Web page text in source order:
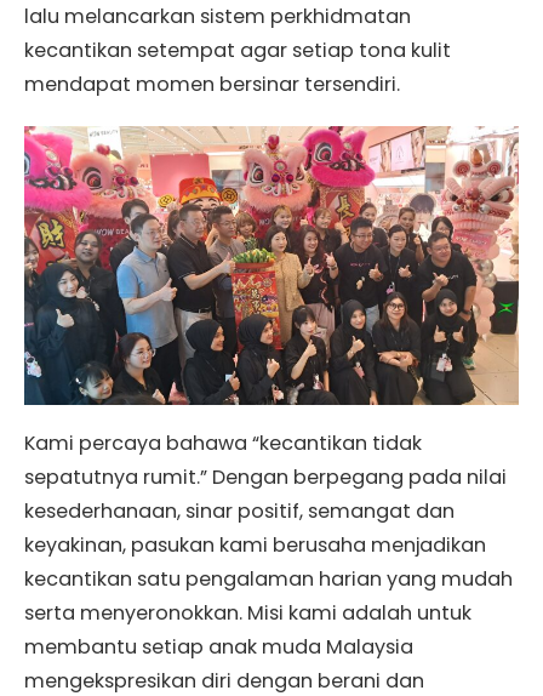
lalu melancarkan sistem perkhidmatan
kecantikan setempat agar setiap tona kulit
mendapat momen bersinar tersendiri.
Kami percaya bahawa “kecantikan tidak
sepatutnya rumit.” Dengan berpegang pada nilai
kesederhanaan, sinar positif, semangat dan
keyakinan, pasukan kami berusaha menjadikan
kecantikan satu pengalaman harian yang mudah
serta menyeronokkan. Misi kami adalah untuk
membantu setiap anak muda Malaysia
mengekspresikan diri dengan berani dan